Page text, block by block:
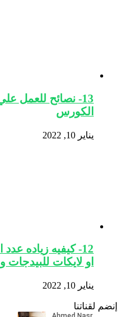
13- نصائح للعمل
الكورس
يناير 10, 2022
12- كيفيه زياده
او لايكات للبيدجات
يناير 10, 2022
إنضم لقناتنا